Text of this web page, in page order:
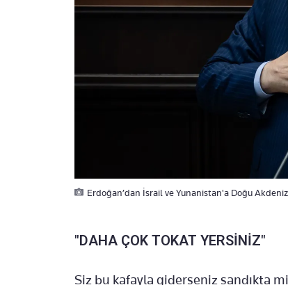
Erdoğan’dan İsrail ve Yunanistan'a Doğu
"DAHA ÇOK TOKAT YERSİNİZ"
Siz bu kafayla giderseniz sandıkta